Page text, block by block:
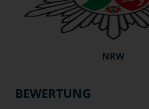
NRW
BEWERTUNG